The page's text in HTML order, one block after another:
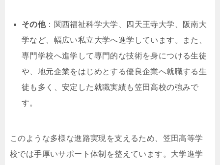
その他：関西福祉科学大学、四天王寺大学、阪南大
学など、幅広い私立大学へ進学しています。また、
専門学校へ進学して専門的な技術を身につける生徒
や、地元企業をはじめとする優良企業へ就職する生
徒も多く、安定した就職実績も笠田高校の強みで
す。
このような多様な進路実現を支えるため、笠田高等学
校では手厚いサポート体制を整えています。大学進学